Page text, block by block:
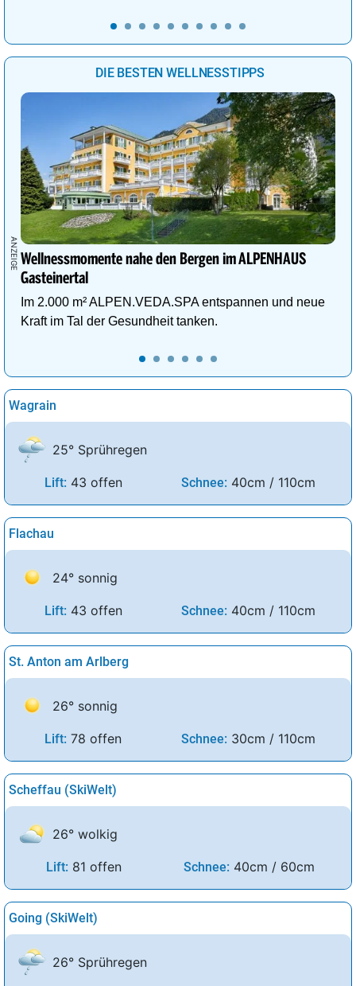
DIE BESTEN WELLNESSTIPPS
Wellnessmomente nahe den Bergen im ALPENHAUS
Gasteinertal
Im 2.000 m² ALPEN.VEDA.SPA entspannen und neue
Kraft im Tal der Gesundheit tanken.
Wagrain
25° Sprühregen
Lift: 43 offen Schnee: 40cm / 110cm
Flachau
24° sonnig
Lift: 43 offen Schnee: 40cm / 110cm
St. Anton am Arlberg
26° sonnig
Lift: 78 offen Schnee: 30cm / 110cm
Scheffau (SkiWelt)
26° wolkig
Lift: 81 offen Schnee: 40cm / 60cm
Going (SkiWelt)
26° Sprühregen